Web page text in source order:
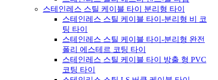
스테인레스 스틸 케이블 타이 분리형 타이
스테인레스 스틸 케이블 타이-분리형 비 코
팅 타이
스테인레스 스틸 케이블 타이-분리형 완전
폴리 에스테르 코팅 타이
스테인레스 스틸 케이블 타이 방출 형 PVC
코팅 타이